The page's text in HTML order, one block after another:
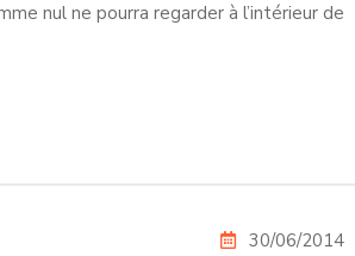
nul ne pourra regarder à l’intérieur de
30/06/2014